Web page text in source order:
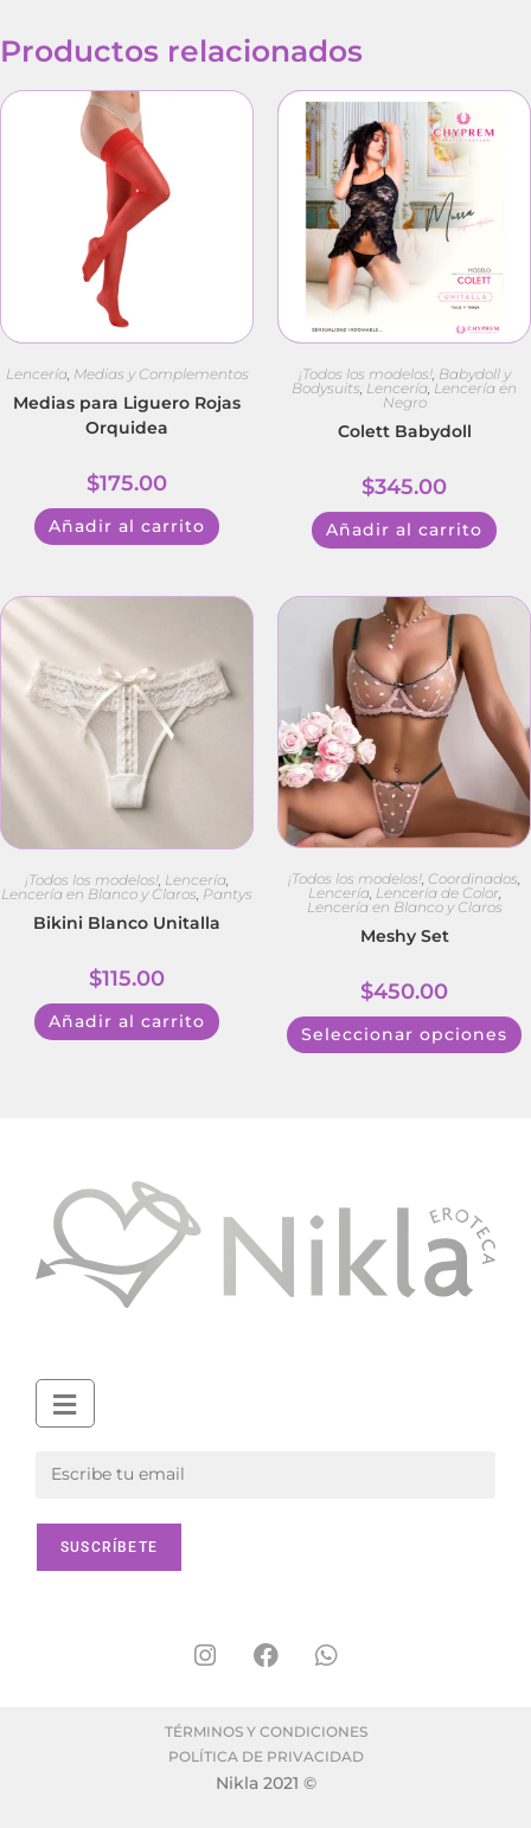
Productos relacionados
Lencería, Medias y Complementos
Medias para Liguero Rojas
Orquidea
$175.00
Añadir al carrito
¡Todos los modelos!, Babydoll y
Bodysuits Lencería Lencería en
Negro
Colett Babydoll
$345.00
Añadir al carrito
¡Todos los modelos! Lencería
Lencería en Blanco y Claros Pantys
Bikini Blanco Unitalla
$115.00
Añadir al carrito
¡Todos los modelos!, Coordinados,
Lencería, Lencería de Color,
Lencería en Blanco y Claros
Meshy Set
$450.00
Seleccionar opciones
TÉRMINOS Y CONDICIONES
POLÍTICA DE PRIVACIDAD
Nikla 2021 ©